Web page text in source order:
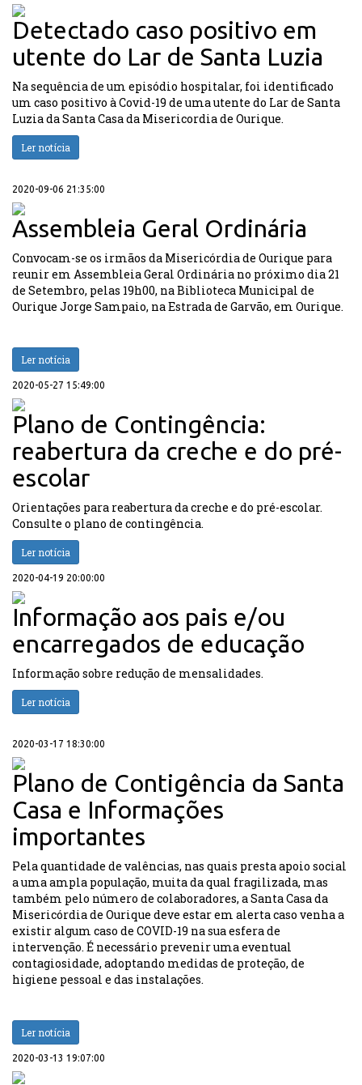
Detectado caso positivo em
utente do Lar de Santa Luzia
Na sequência de um episódio hospitalar, foi identificado
um caso positivo à Covid-19 de uma utente do Lar de Santa
Luzia da Santa Casa da Misericordia de Ourique.
Ler notícia
2020-09-06 21:35:00
Assembleia Geral Ordinária
Convocam-se os irmãos da Misericórdia de Ourique para
reunir em Assembleia Geral Ordinária no próximo dia 21
de Setembro, pelas 19h00, na Biblioteca Municipal de
Ourique Jorge Sampaio, na Estrada de Garvão, em Ourique.
Ler notícia
2020-05-27 15:49:00
Plano de Contingência:
reabertura da creche e do pré-
escolar
Orientações para reabertura da creche e do pré-escolar.
Consulte o plano de contingência.
Ler notícia
2020-04-19 20:00:00
Informação aos pais e/ou
encarregados de educação
Informação sobre redução de mensalidades.
Ler notícia
2020-03-17 18:30:00
Plano de Contigência da Santa
Casa e Informações
importantes
Pela quantidade de valências, nas quais presta apoio social
a uma ampla população, muita da qual fragilizada, mas
também pelo número de colaboradores, a Santa Casa da
Misericórdia de Ourique deve estar em alerta caso venha a
existir algum caso de COVID-19 na sua esfera de
intervenção. É necessário prevenir uma eventual
contagiosidade, adoptando medidas de proteção, de
higiene pessoal e das instalações.
Ler notícia
2020-03-13 19:07:00